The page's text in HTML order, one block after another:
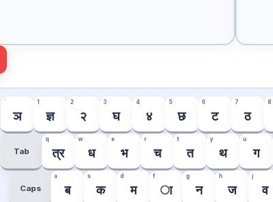
`
ञ
1
ज्ञ
2
२
3
घ
4
४
5
छ
6
ट
7
ठ
8
Tab
q
त्र
w
ध
e
भ
r
च
t
त
y
थ
u
ग
Caps
a
ब
s
क
d
म
f
ा
g
न
h
ज
j
व